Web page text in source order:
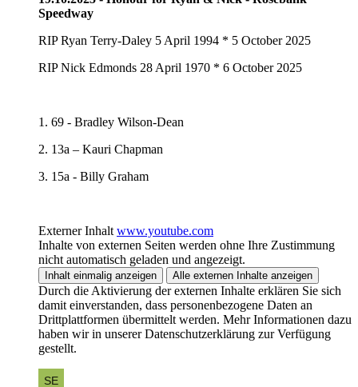
Speedway
RIP Ryan Terry-Daley 5 April 1994 * 5 October 2025
RIP Nick Edmonds 28 April 1970 * 6 October 2025
1. 69 - Bradley Wilson-Dean
2. 13а – Kauri Chapman
3. 15а - Billy Graham
Externer Inhalt www.youtube.com
Inhalte von externen Seiten werden ohne Ihre Zustimmung
nicht automatisch geladen und angezeigt.
Inhalt einmalig anzeigen Alle externen Inhalte anzeigen
Durch die Aktivierung der externen Inhalte erklären Sie sich
damit einverstanden, dass personenbezogene Daten an
Drittplattformen übermittelt werden. Mehr Informationen dazu
haben wir in unserer Datenschutzerklärung zur Verfügung
gestellt.